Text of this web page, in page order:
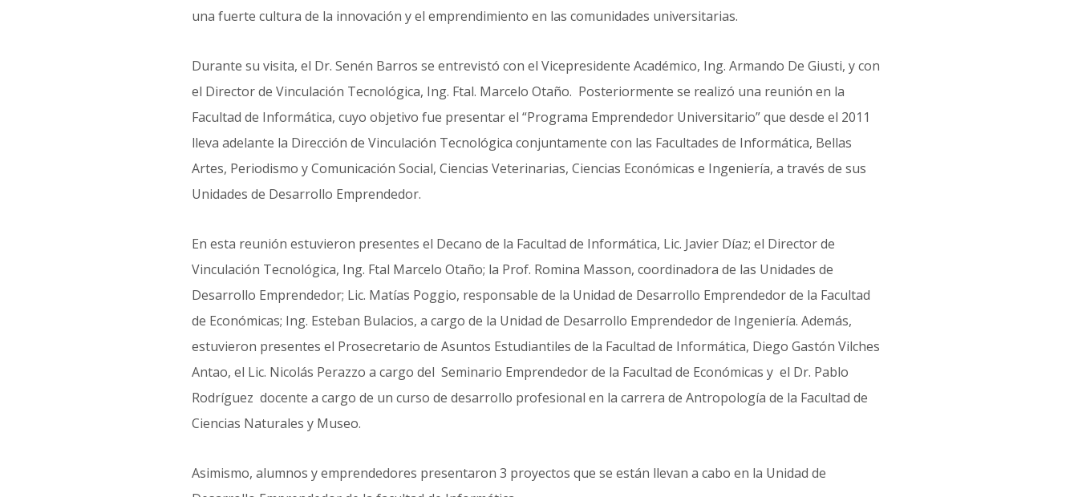
una fuerte cultura de la innovación y el emprendimiento en las comunidades universitarias.
Durante su visita, el Dr. Senén Barros se entrevistó con el Vicepresidente Académico, Ing. Armando De Giusti, y con
el Director de Vinculación Tecnológica, Ing. Ftal. Marcelo Otaño. Posteriormente se realizó una reunión en la
Facultad de Informática, cuyo objetivo fue presentar el “Programa Emprendedor Universitario” que desde el 2011
lleva adelante la Dirección de Vinculación Tecnológica conjuntamente con las Facultades de Informática, Bellas
Artes, Periodismo y Comunicación Social, Ciencias Veterinarias, Ciencias Económicas e Ingeniería, a través de sus
Unidades de Desarrollo Emprendedor.
En esta reunión estuvieron presentes el Decano de la Facultad de Informática, Lic. Javier Díaz; el Director de
Vinculación Tecnológica, Ing. Ftal Marcelo Otaño; la Prof. Romina Masson, coordinadora de las Unidades de
Desarrollo Emprendedor; Lic. Matías Poggio, responsable de la Unidad de Desarrollo Emprendedor de la Facultad
de Económicas; Ing. Esteban Bulacios, a cargo de la Unidad de Desarrollo Emprendedor de Ingeniería. Además,
estuvieron presentes el Prosecretario de Asuntos Estudiantiles de la Facultad de Informática, Diego Gastón Vilches
Antao, el Lic. Nicolás Perazzo a cargo del Seminario Emprendedor de la Facultad de Económicas y el Dr. Pablo
Rodríguez docente a cargo de un curso de desarrollo profesional en la carrera de Antropología de la Facultad de
Ciencias Naturales y Museo.
Asimismo, alumnos y emprendedores presentaron 3 proyectos que se están llevan a cabo en la Unidad de